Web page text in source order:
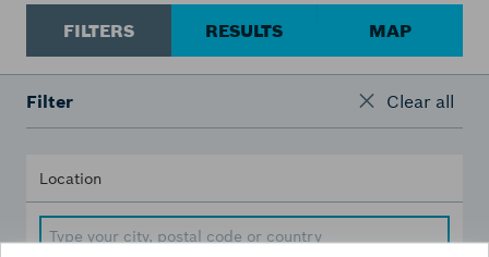
FILTERS RESULTS MAP
Filter Clear all
Location